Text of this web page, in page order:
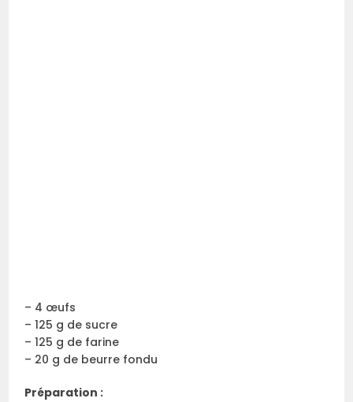
– 4 œufs
– 125 g de sucre
– 125 g de farine
– 20 g de beurre fondu
Préparation :